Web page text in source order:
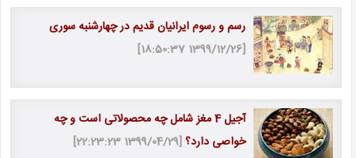
رسم و رسوم ایرانیان قدیم در چهارشنبه سوری
[1399/12/26 18:50:37]
آجیل 4 مغز شامل چه محصولاتی است و چه
خواصی دارد؟[1399/04/29 22:23:23]